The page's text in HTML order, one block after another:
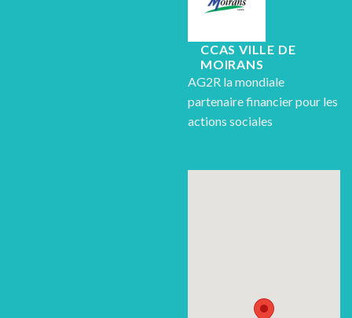
CCAS VILLE DE
MOIRANS
AG2R la mondiale
partenaire financier pour les
actions sociales